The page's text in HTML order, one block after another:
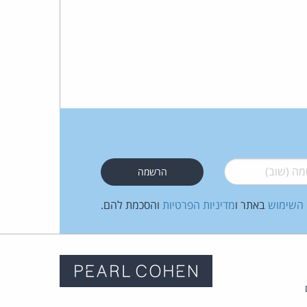
(שוב)*
השימוש באתר ומדיניות הפרטיות והסכמת להם.